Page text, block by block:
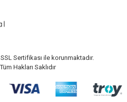
Sertifikası ile korunmaktadır.
Tüm Hakları Saklıdır